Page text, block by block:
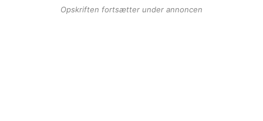
Opskriften fortsætter under annoncen